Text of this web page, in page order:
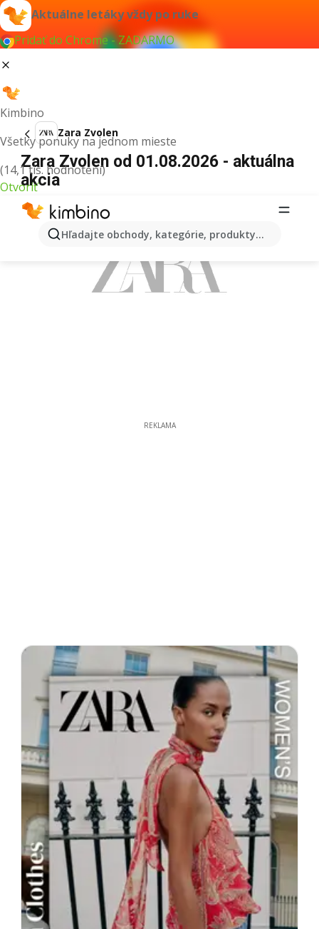
Aktuálne letáky vždy po ruke
Pridať do Chrome - ZADARMO
Kimbino
Všetky ponuky na jednom mieste
(14,1 tis. hodnotení)
Otvoriť
Hľadajte obchody, kategórie, produkty...
Zara Zvolen
Zara Zvolen od 01.08.2026 - aktuálna
akcia
REKLAMA